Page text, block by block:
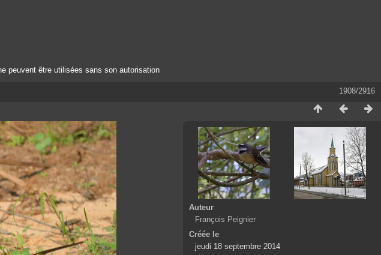
peuvent être utilisées sans son autorisation
1908/2916
Auteur
François Peignier
Créée le
jeudi 18 septembre 2014